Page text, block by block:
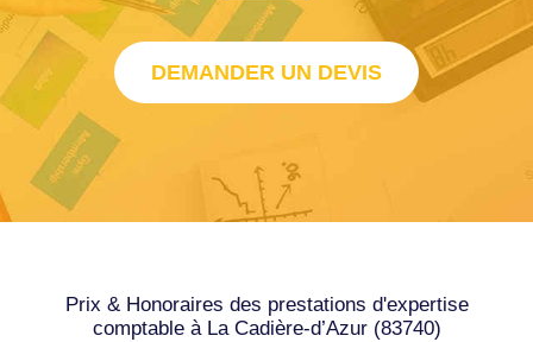
DEMANDER UN DEVIS
Prix & Honoraires des prestations d'expertise
comptable à La Cadière-d’Azur (83740)